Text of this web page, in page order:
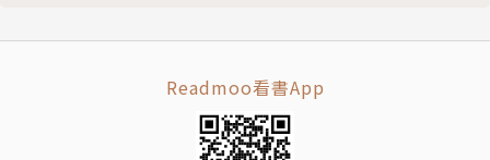
Readmoo看書App